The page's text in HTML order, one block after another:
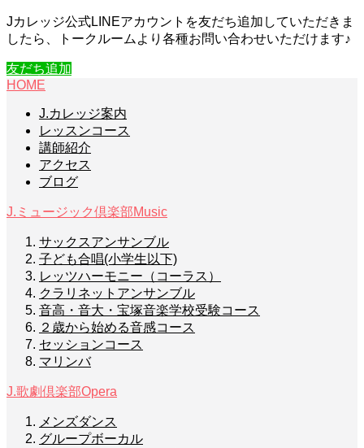
Jカレッジ公式LINEアカウントを友だち追加していただきま
したら、トークルームより各種お問い合わせいただけます♪
友だち追加
HOME
J.カレッジ案内
レッスンコース
講師紹介
アクセス
ブログ
J.ミュージック倶楽部Music
サックスアンサンブル
子ども合唱(小学生以下)
レッツハーモニー（コーラス）
クラリネットアンサンブル
音高・音大・宝塚音楽学校受験コース
２歳から始める音感コース
セッションコース
マリンバ
J.歌劇倶楽部Opera
メンズダンス
グループボーカル